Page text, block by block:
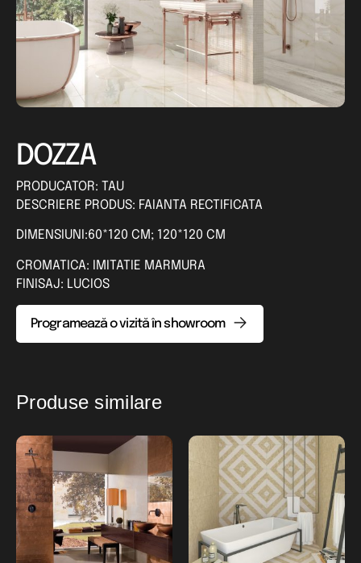
DOZZA
PRODUCATOR: TAU
DESCRIERE PRODUS: FAIANTA RECTIFICATA
DIMENSIUNI:60*120 CM; 120*120 CM
CROMATICA: IMITATIE MARMURA
FINISAJ: LUCIOS
Programează o vizită în showroom
Produse similare